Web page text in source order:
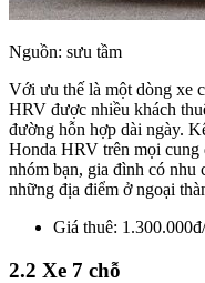
Nguồn: sưu tầm
Với ưu thế là một dòng xe
HRV được nhiều khách
đường hỗn hợp dài ngày.
Honda HRV trên mọi cung
nhóm bạn, gia đình có nhu
những địa điểm ở ngoại
Giá thuê:
2.2 Xe 7 chỗ